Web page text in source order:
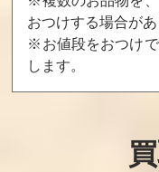
おつけする場合があ
※お値段をおつけ
します。